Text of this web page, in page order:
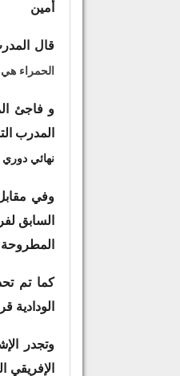
أمين
قال
الحمراء
و فاجئ
المدرب
نهائي
وفي
السابق
المطروحة
كما تم
وتجدر
الإفريقي